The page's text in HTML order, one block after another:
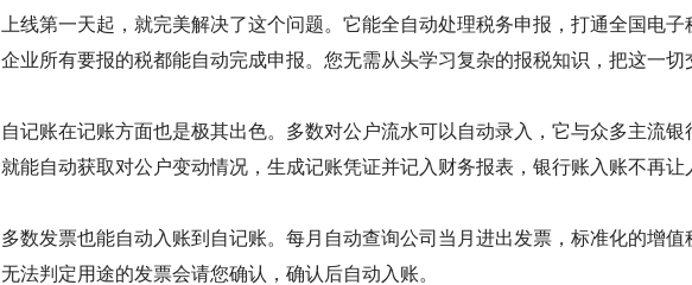
上线第一天起，就完美解决了这个问题。它能全自动处理税务申报，打通全国电子
企业所有要报的税都能自动完成申报。您无需从头学习复杂的报税知识，把这一切
自记账在记账方面也是极其出色。多数对公户流水可以自动录入，它与众多主流
就能自动获取对公户变动情况，生成记账凭证并记入财务报表，银行账入账不再让
多数发票也能自动入账到自记账。每月自动查询公司当月进出发票，标准化的增值
无法判定用途的发票会请您确认，确认后自动入账。